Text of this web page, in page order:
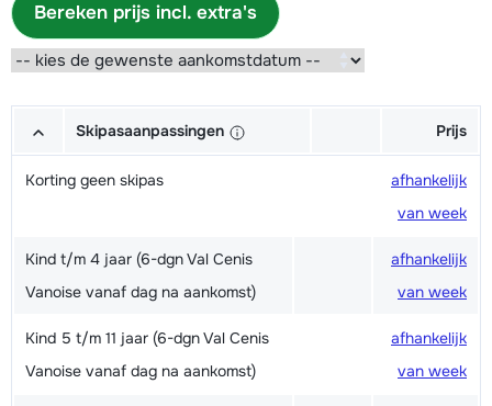
Bereken prijs incl. extra's
Skipasaanpassingen Prijs
Korting geen skipas
afhankelijk
van week
Kind t/m 4 jaar (6-dgn Val Cenis
Vanoise vanaf dag na aankomst)
afhankelijk
van week
Kind 5 t/m 11 jaar (6-dgn Val Cenis
Vanoise vanaf dag na aankomst)
afhankelijk
van week